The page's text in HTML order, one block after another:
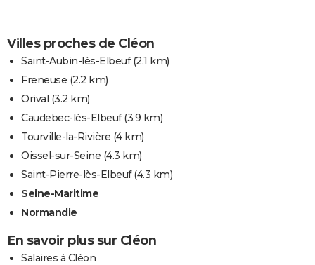
Villes proches de Cléon
Saint-Aubin-lès-Elbeuf(2.1 km)
Freneuse (2.2 km)
Orival (3.2 km)
Caudebec-lès-Elbeuf(3.9 km)
Tourville-la-Rivière (4 km)
Oissel-sur-Seine (4.3 km)
Saint-Pierre-lès-Elbeuf(4.3 km)
Seine-Maritime
Normandie
En savoir plus sur Cléon
Salaires à Cléon